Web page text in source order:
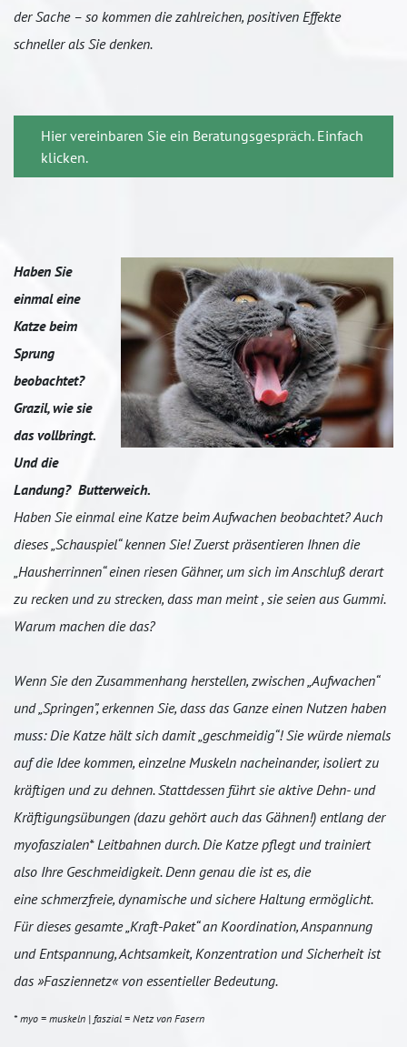
der Sache – so kommen die zahlreichen, positiven Effekte
schneller als Sie denken.
Hier vereinbaren Sie ein Beratungsgespräch. Einfach
klicken.
Haben Sie
einmal eine
Katze beim
Sprung
beobachtet?
Grazil, wie sie
das vollbringt.
Und die
Landung? Butterweich.
Haben Sie einmal eine Katze beim Aufwachen beobachtet? Auch
dieses „Schauspiel“ kennen Sie! Zuerst präsentieren Ihnen die
„Hausherrinnen“ einen riesen Gähner, um sich im Anschluß derart
zu recken und zu strecken, dass man meint , sie seien aus Gummi.
Warum machen die das?
Wenn Sie den Zusammenhang herstellen, zwischen „Aufwachen“
und „Springen”, erkennen Sie, dass das Ganze einen Nutzen haben
muss: Die Katze hält sich damit „geschmeidig“! Sie würde niemals
auf die Idee kommen, einzelne Muskeln nacheinander, isoliert zu
kräftigen und zu dehnen. Stattdessen führt sie aktive Dehn- und
Kräftigungsübungen (dazu gehört auch das Gähnen!) entlang der
myofaszialen* Leitbahnen durch. Die Katze pflegt und trainiert
also Ihre Geschmeidigkeit. Denn genau die ist es, die
eine schmerzfreie, dynamische und sichere Haltung ermöglicht.
Für dieses gesamte „Kraft-Paket“ an Koordination, Anspannung
und Entspannung, Achtsamkeit, Konzentration und Sicherheit ist
das »Fasziennetz« von essentieller Bedeutung.
* myo = muskeln | faszial = Netz von Fasern